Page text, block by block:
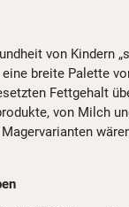
von Kindern
breite Palette
Fettgehalt
von Milch